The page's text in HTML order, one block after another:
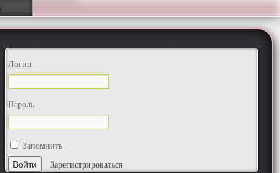
Логин
Пароль
Запомнить
Зарегистрироваться